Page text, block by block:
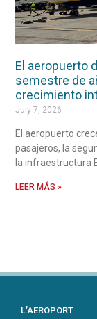
El aeropuerto
semestre de
crecimiento
July 7, 2026
El aeropuerto
pasajeros, la
la infraestructura
LEER MÁS »
L’AEROPORT